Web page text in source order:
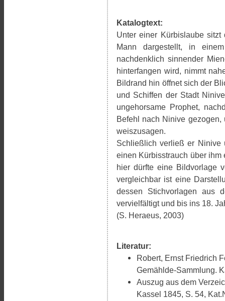
Katalogtext:
Unter einer Kürbislaube
Mann dargestellt, in
nachdenklich sinnender
hinterfangen wird, nimmt
Bildrand hin öffnet sich der
und Schiffen der Stadt
ungehorsame Prophet,
Befehl nach Ninive
weiszusagen.
Schließlich verließ er Ninive
einen Kürbisstrauch über ihm
hier dürfte eine Bildvorlage
vergleichbar ist eine
dessen Stichvorlagen aus
vervielfältigt und bis ins 18.
(S. Heraeus, 2003)
Literatur:
Robert, Ernst Friedrich
Gemählde-Sammlung.
Auszug aus dem
Kassel 1845, S. 54,